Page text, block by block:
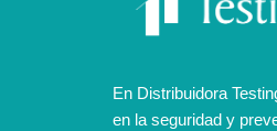
En Distribuidora
en la seguridad y